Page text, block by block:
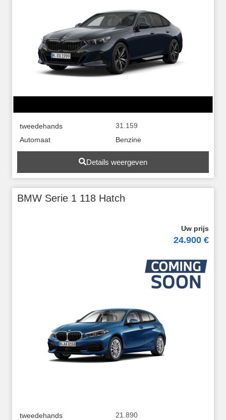
tweedehands
31.159
Automaat
Benzine
Details weergeven
BMW Serie 1 118 Hatch
24.900 €
tweedehands
21.890